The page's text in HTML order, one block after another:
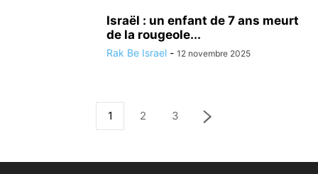
Israël : un enfant de 7 ans meurt
de la rougeole...
Rak Be Israel - 12 novembre 2025
1 2 3